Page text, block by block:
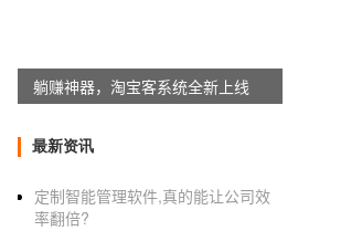
1、第一个方面，小程序要求，在做小程序之
3.第三个方面小程序前端。完成以上两步，
躺赚神器，淘宝客系统全新上线
最新资讯
定制智能管理软件,真的能让公司效
率翻倍?